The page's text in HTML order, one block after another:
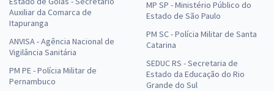
Auxiliar da Comarca de
Itapuranga
ANVISA - Agência Nacional de
Vigilância Sanitária
PM PE - Polícia Militar de
Pernambuco
MP SP - Ministério Público do
Estado de São Paulo
PM SC - Polícia Militar de Santa
Catarina
SEDUC RS - Secretaria de
Estado da Educação do Rio
Grande do Sul